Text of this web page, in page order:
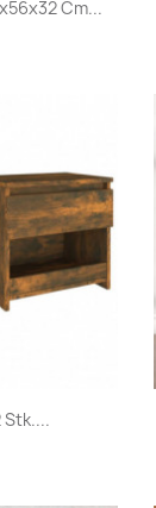
Cm...